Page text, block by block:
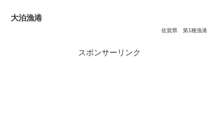
大泊漁港
佐賀県 第1種漁港
スポンサーリンク